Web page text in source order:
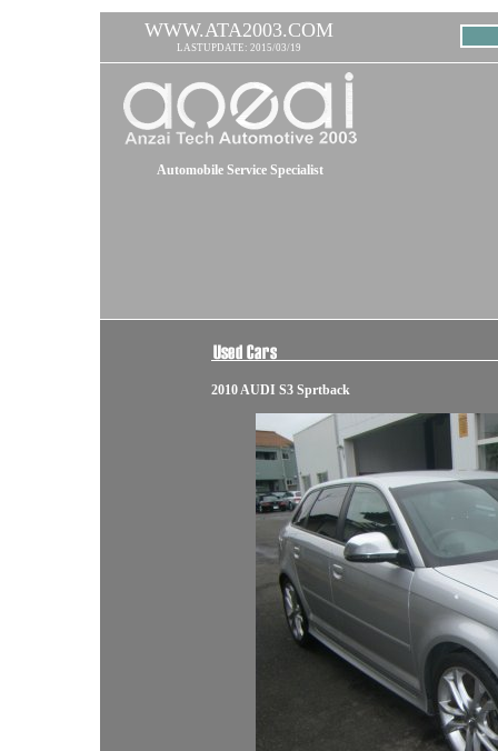
WWW.ATA2003.COM
LASTUPDATE: 2015/03/19
Automobile Service Specialist
2010 AUDI S3 Sprtback